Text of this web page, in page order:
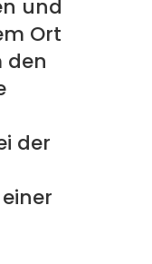
und
Ort
den
der